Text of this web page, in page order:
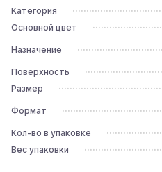
Категория
Основной цвет
Назначение
Поверхность
Размер
Формат
Кол-во в упаковке
Вес упаковки